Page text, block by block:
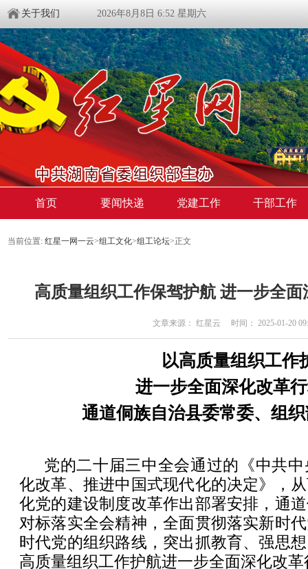
关于我们 2026年8月8日 6:52 星期六
首页 要闻快递 党建工作 干部工作
当前位置: 红星一网一云>组工文化>组工论坛>正文
高质量组织工作保驾护航 进一步全
文章来源： 红星云 时间： 2025-01-20
以高质量组织工作
进一步全面深化改革
通道侗族自治县委常委、组
党的二十届三中全会通过的《中共
化改革、推进中国式现代化的决定》，
化党的建设制度改革作出部署安排，通
对标落实全会精神，全面贯彻落实新时
时代党的组织路线，突出抓教育、强思
高质量组织工作护航进一步全面深化改